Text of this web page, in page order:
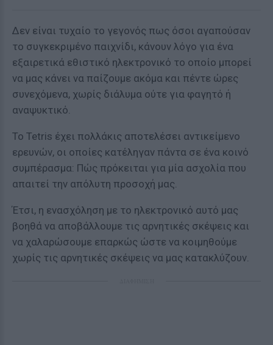
Δεν είναι τυχαίο το γεγονός πως όσοι αγαπούσαν
το συγκεκριμένο παιχνίδι, κάνουν λόγο για ένα
εξαιρετικά εθιστικό ηλεκτρονικό το οποίο μπορεί
να μας κάνει να παίζουμε ακόμα και πέντε ώρες
συνεχόμενα, χωρίς διάλυμα ούτε για φαγητό ή
αναψυκτικό.
Το Tetris έχει πολλάκις αποτελέσει αντικείμενο
ερευνών, οι οποίες κατέληγαν πάντα σε ένα κοινό
συμπέρασμα: Πώς πρόκειται για μία ασχολία που
απαιτεί την απόλυτη προσοχή μας.
Έτσι, η ενασχόληση με το ηλεκτρονικό αυτό μας
βοηθά να αποβάλλουμε τις αρνητικές σκέψεις και
να χαλαρώσουμε επαρκώς ώστε να κοιμηθούμε
χωρίς τις αρνητικές σκέψεις να μας κατακλύζουν.